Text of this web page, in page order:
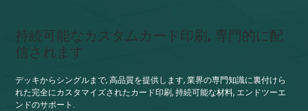
持続可能なカスタムカード印刷, 専門的に配
信されます
デッキからシングルまで, 高品質を提供します, 業界の専門知識に裏付けら
れた完全にカスタマイズされたカード印刷, 持続可能な材料, エンドツーエ
ンドのサポート.